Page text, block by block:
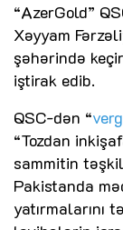
“AzerGold”
Xəyyam
şəhərində
iştirak edib.
QSC-dən “
“Tozdan
sammitin
Pakistanda
yatırmalarını